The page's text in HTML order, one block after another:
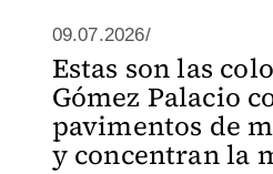
09.07.2026/
Estas son las
Gómez Palacio
pavimentos de
y concentran la